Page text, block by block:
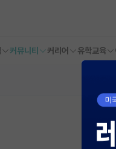
커뮤니티 커리어 유학교육